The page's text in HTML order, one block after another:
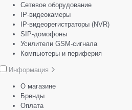
Сетевое оборудование
IP-видеокамеры
IP-видеорегистраторы (NVR)
SIP-домофоны
Усилители GSM-сигнала
Компьютеры и периферия
Информация
О магазине
Бренды
Оплата